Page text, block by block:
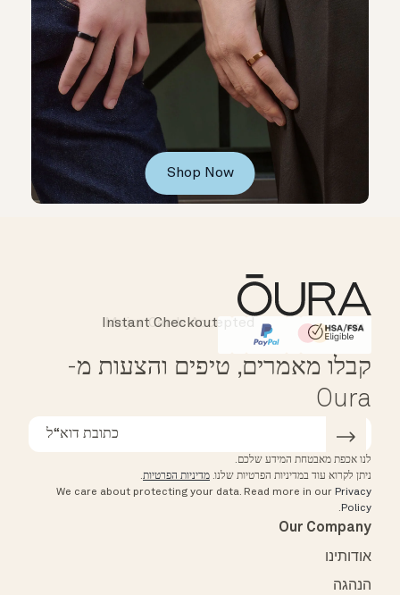
Shop Now
HSA/FSA Eligible
Affirm
Instant Checkout
Major Cards Accepted
קבלו מאמרים, טיפים והצעות מ-
Oura
לנו אכפת מאבטחת המידע שלכם.
ניתן לקרוא עוד במדיניות הפרטיות שלנו. מדיניות הפרטיות.
We care about protecting your data. Read more in our Privacy
Policy
.
Our Company
אודותינו
הנהגה